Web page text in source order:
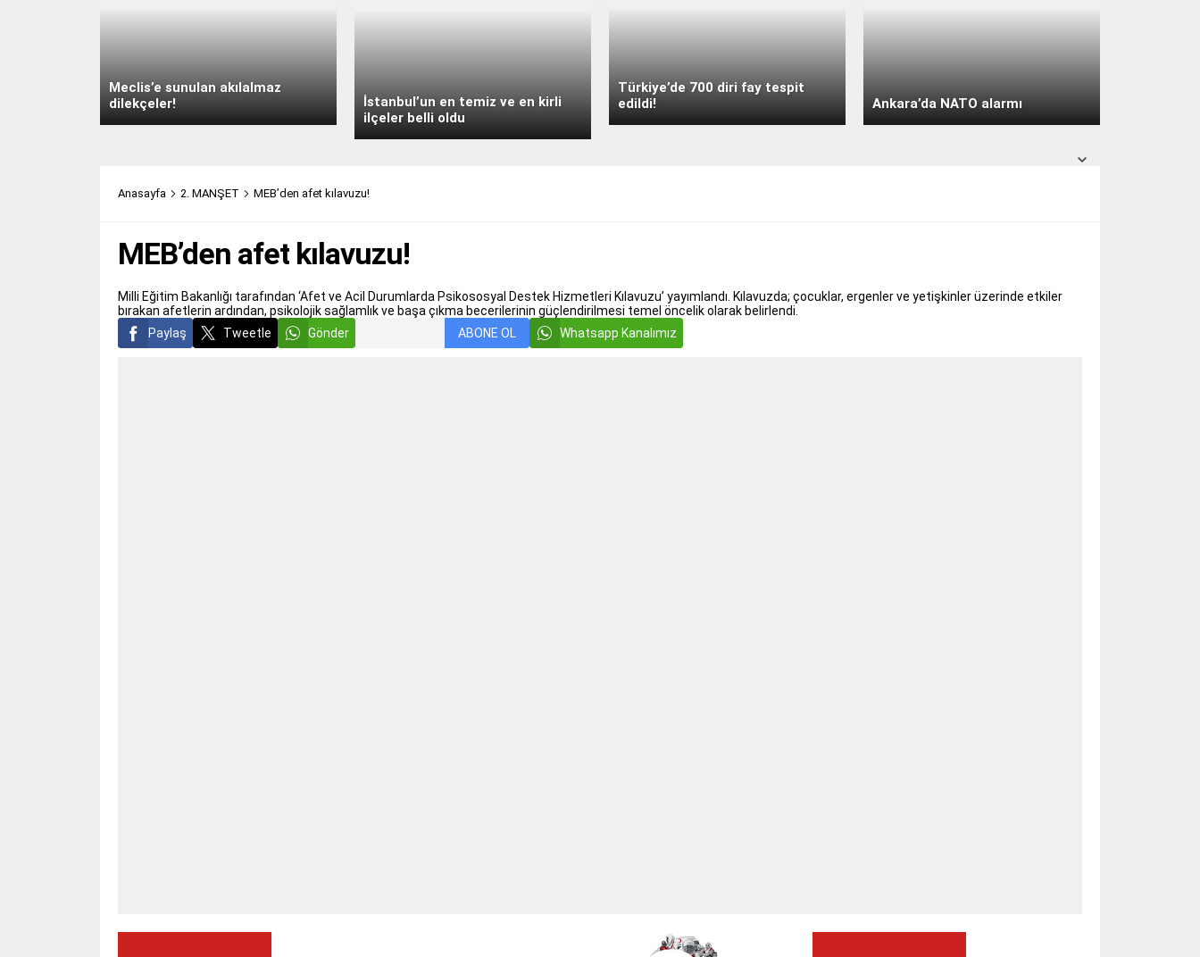
Pazartesi
açık
Meclis’e sunulan akılalmaz
dilekçeler!
İstanbul’un en temiz ve en kirli
ilçeler belli oldu
Türkiye’de 700 diri fay tespit
edildi!
Ankara’da NATO alarmı
Anasayfa 2. MANŞET MEB’den afet kılavuzu!
MEB’den afet kılavuzu!
Milli Eğitim Bakanlığı tarafından ‘Afet ve Acil Durumlarda Psikososyal Destek Hizmetleri Kılavuzu’ yayımlandı. Kılavuzda; çocuklar, ergenler ve yetişkinler üzerinde etkiler
bırakan afetlerin ardından, psikolojik sağlamlık ve başa çıkma becerilerinin güçlendirilmesi temel öncelik olarak belirlendi.
Paylaş
Tweetle Gönder ABONE OL Whatsapp Kanalımız